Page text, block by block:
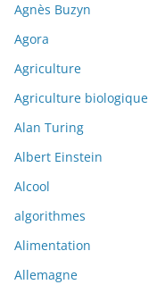
Agnès Buzyn
Agora
Agriculture
Agriculture biologique
Alan Turing
Albert Einstein
Alcool
algorithmes
Alimentation
Allemagne